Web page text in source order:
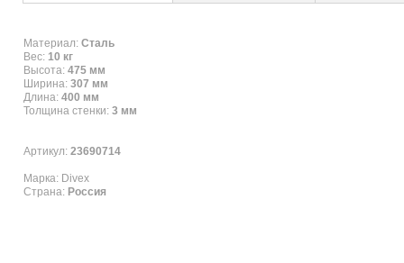
Материал: Сталь
Вес: 10 кг
Высота: 475 мм
Ширина: 307 мм
Длина: 400 мм
Толщина стенки: 3 мм
Артикул: 23690714
Марка: Divex
Страна: Россия